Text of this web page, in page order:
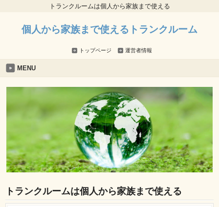
トランクルームは個人から家族まで使える
個人から家族まで使えるトランクルーム
トップページ 運営者情報
MENU
トランクルームは個人から家族まで使える